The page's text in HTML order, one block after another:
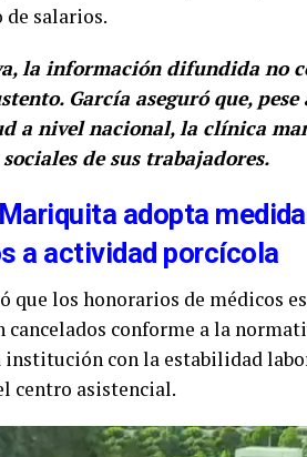
salarios.
la información difundida no
García aseguró que,
a nivel nacional, la clínica
de sus trabajadores.
adopta
a actividad porcícola
que los honorarios de médicos
cancelados conforme a la
con la estabilidad
centro asistencial.